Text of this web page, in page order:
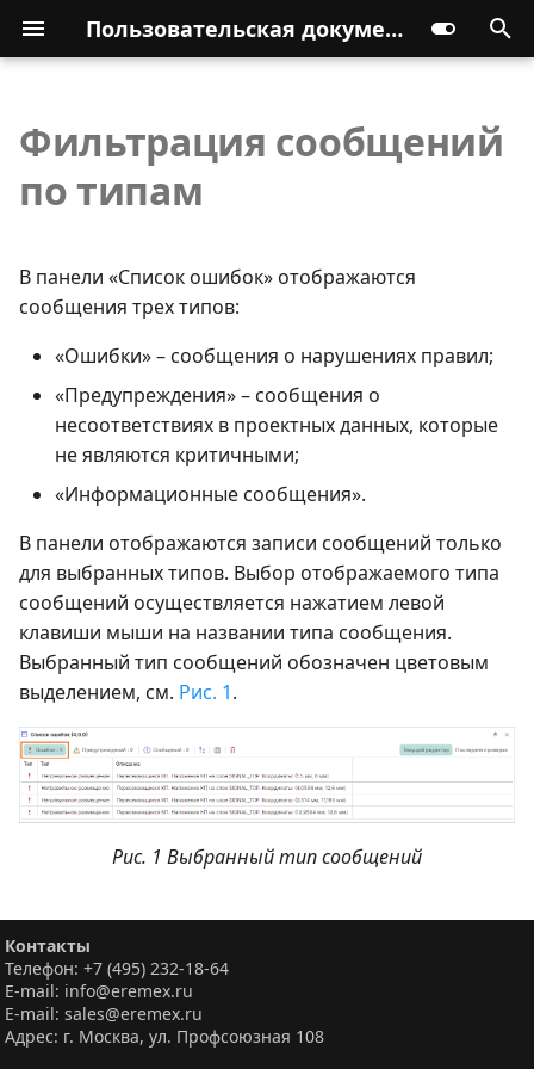
Пользовательская документация
Фильтрация сообщений
по типам
В панели «Список ошибок» отображаются
сообщения трех типов:
«Ошибки» – сообщения о нарушениях правил;
«Предупреждения» – сообщения о
несоответствиях в проектных данных, которые
не являются критичными;
«Информационные сообщения».
В панели отображаются записи сообщений только
для выбранных типов. Выбор отображаемого типа
сообщений осуществляется нажатием левой
клавиши мыши на названии типа сообщения.
Выбранный тип сообщений обозначен цветовым
выделением, см. Рис. 1.
Рис. 1 Выбранный тип сообщений
Контакты
Телефон: +7 (495) 232-18-64
E-mail: info@eremex.ru
E-mail: sales@eremex.ru
Адрес: г. Москва, ул. Профсоюзная 108